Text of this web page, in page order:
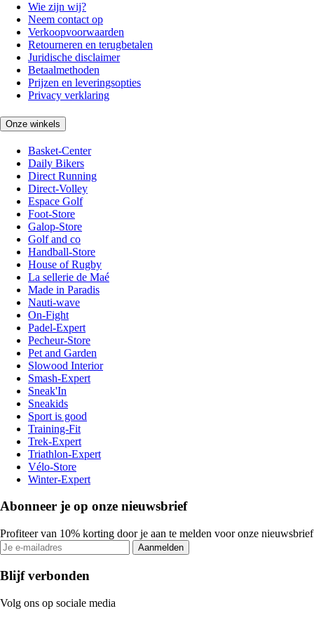
Wie zijn wij?
Neem contact op
Verkoopvoorwaarden
Retourneren en terugbetalen
Juridische disclaimer
Betaalmethoden
Prijzen en leveringsopties
Privacy verklaring
Onze winkels
Basket-Center
Daily Bikers
Direct Running
Direct-Volley
Espace Golf
Foot-Store
Galop-Store
Golf and co
Handball-Store
House of Rugby
La sellerie de Maé
Made in Paradis
Nauti-wave
On-Fight
Padel-Expert
Pecheur-Store
Pet and Garden
Slowood Interior
Smash-Expert
Sneak'In
Sneakids
Sport is good
Training-Fit
Trek-Expert
Triathlon-Expert
Vélo-Store
Winter-Expert
Abonneer je op onze nieuwsbrief
Profiteer van 10% korting door je aan te melden voor onze nieuwsbrief
Aanmelden
Blijf verbonden
Volg ons op sociale media